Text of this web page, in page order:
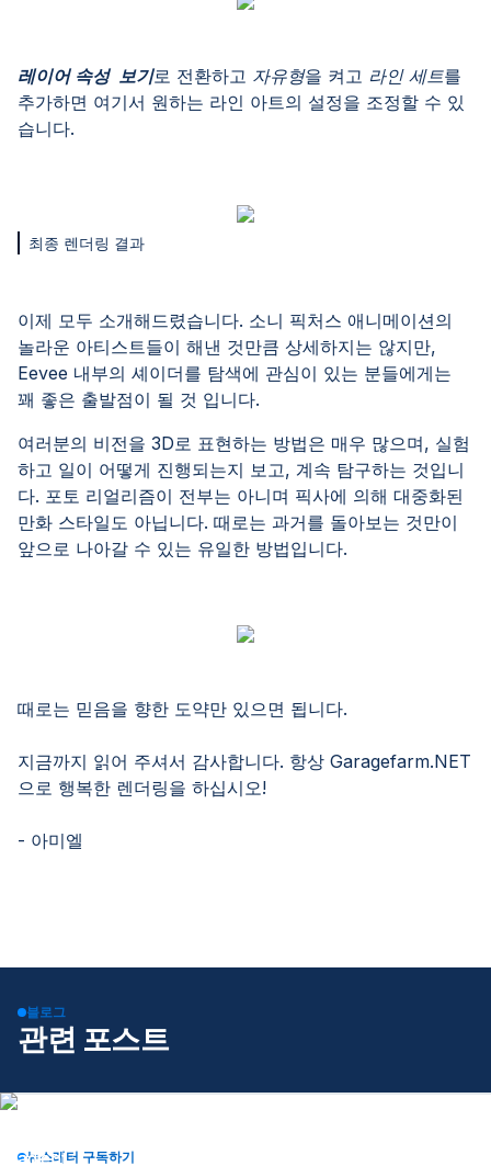
레이어 속성 보기로 전환하고 자유형을 켜고 라인 세트를
추가하면 여기서 원하는 라인 아트의 설정을 조정할 수 있
습니다.
최종 렌더링 결과
이제 모두 소개해드렸습니다. 소니 픽처스 애니메이션의
놀라운 아티스트들이 해낸 것만큼 상세하지는 않지만,
Eevee 내부의 셰이더를 탐색에 관심이 있는 분들에게는
꽤 좋은 출발점이 될 것 입니다.
여러분의 비전을 3D로 표현하는 방법은 매우 많으며, 실험
하고 일이 어떻게 진행되는지 보고, 계속 탐구하는 것입니
다. 포토 리얼리즘이 전부는 아니며 픽사에 의해 대중화된
만화 스타일도 아닙니다. 때로는 과거를 돌아보는 것만이
앞으로 나아갈 수 있는 유일한 방법입니다.
때로는 믿음을 향한 도약만 있으면 됩니다.
지금까지 읽어 주셔서 감사합니다. 항상 Garagefarm.NET
으로 행복한 렌더링을 하십시오!
- 아미엘
블로그
관련 포스트
뉴스레터 구독하기